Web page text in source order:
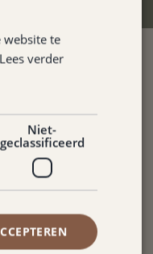
website te
Lees verder
Niet-
geclassificeerd